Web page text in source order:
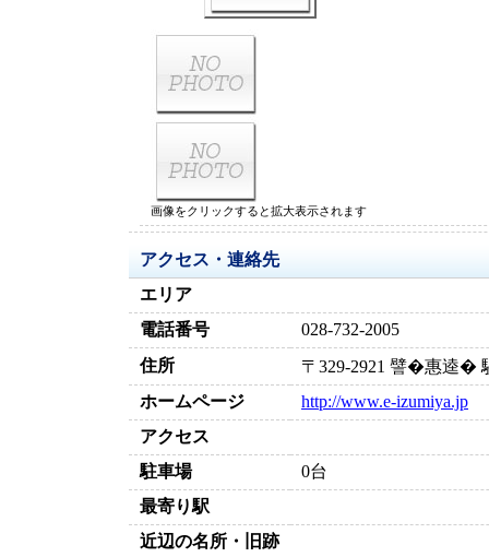
画像をクリックすると拡大表示されます
アクセス・連絡先
エリア
電話番号
028-732-2005
住所
〒329-2921 譬�惠逵�
ホームページ
http://www.e-izumiya.jp
アクセス
駐車場
0台
最寄り駅
近辺の名所・旧跡